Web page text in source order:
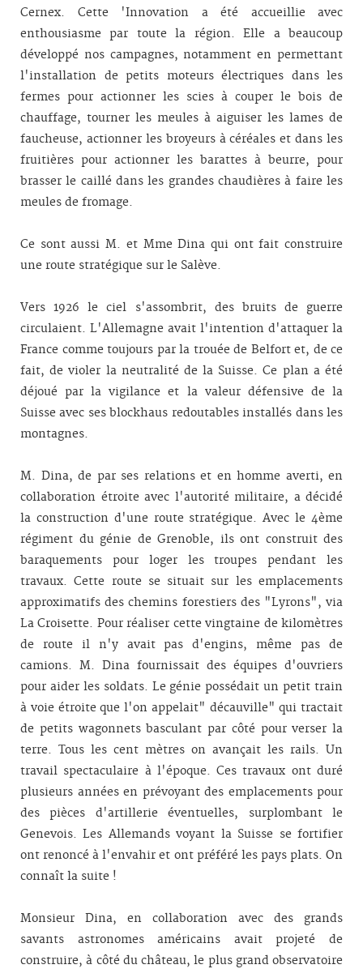
Cernex. Cette 'Innovation a été accueillie avec
enthousiasme par toute la région. Elle a beaucoup
développé nos campagnes, notamment en permettant
l'installation de petits moteurs électriques dans les
fermes pour actionner les scies à couper le bois de
chauffage, tourner les meules à aiguiser les lames de
faucheuse, actionner les broyeurs à céréales et dans les
fruitières pour actionner les barattes à beurre, pour
brasser le caillé dans les grandes chaudières à faire les
meules de fromage.
Ce sont aussi M. et Mme Dina qui ont fait construire
une route stratégique sur le Salève.
Vers 1926 le ciel s'assombrit, des bruits de guerre
circulaient. L'Allemagne avait l'intention d'attaquer la
France comme toujours par la trouée de Belfort et, de ce
fait, de violer la neutralité de la Suisse. Ce plan a été
déjoué par la vigilance et la valeur défensive de la
Suisse avec ses blockhaus redoutables installés dans les
montagnes.
M. Dina, de par ses relations et en homme averti, en
collaboration étroite avec l'autorité militaire, a décidé
la construction d'une route stratégique. Avec le 4ème
régiment du génie de Grenoble, ils ont construit des
baraquements pour loger les troupes pendant les
travaux. Cette route se situait sur les emplacements
approximatifs des chemins forestiers des "Lyrons", via
La Croisette. Pour réaliser cette vingtaine de kilomètres
de route il n'y avait pas d'engins, même pas de
camions. M. Dina fournissait des équipes d'ouvriers
pour aider les soldats. Le génie possédait un petit train
à voie étroite que l'on appelait" décauville" qui tractait
de petits wagonnets basculant par côté pour verser la
terre. Tous les cent mètres on avançait les rails. Un
travail spectaculaire à l'époque. Ces travaux ont duré
plusieurs années en prévoyant des emplacements pour
des pièces d'artillerie éventuelles, surplombant le
Genevois. Les Allemands voyant la Suisse se fortifier
ont renoncé à l'envahir et ont préféré les pays plats. On
connaît la suite !
Monsieur Dina, en collaboration avec des grands
savants astronomes américains avait projeté de
construire, à côté du château, le plus grand observatoire